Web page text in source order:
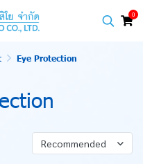
0
Eye Protection
Recommended